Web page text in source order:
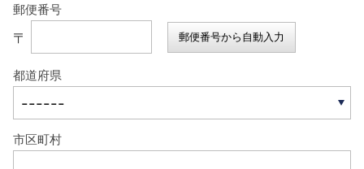
郵便番号
〒 郵便番号から自動入力
都道府県
市区町村